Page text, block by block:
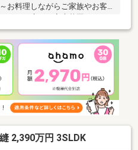
お料理しながらご家族やお客
駐車場により開放感あり●各部
状未登記） 取り壊しのご相談
ション○●コンビニ：徒歩3分●
歩12分●セブンイレブン：徒歩
2,390万円 3SLDK